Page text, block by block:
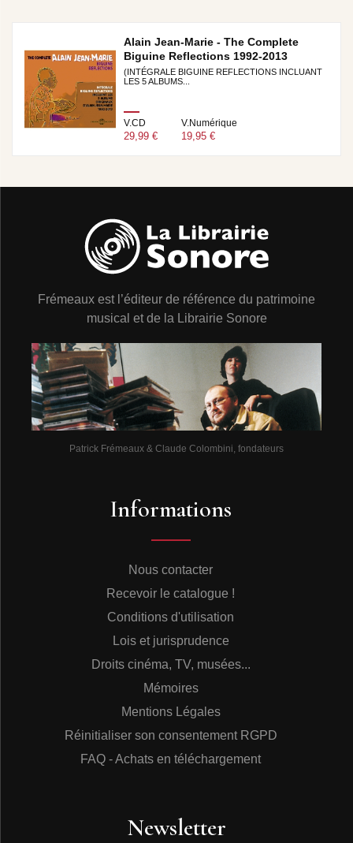
Alain Jean-Marie - The Complete
Biguine Reflections 1992-2013
(INTÉGRALE BIGUINE REFLECTIONS INCLUANT
LES 5 ALBUMS...
V.CD
29,99 €
V.Numérique
19,95 €
Frémeaux est l’éditeur de référence du patrimoine
musical et de la Librairie Sonore
Patrick Frémeaux & Claude Colombini, fondateurs
Informations
Nous contacter
Recevoir le catalogue !
Conditions d'utilisation
Lois et jurisprudence
Droits cinéma, TV, musées...
Mémoires
Mentions Légales
Réinitialiser son consentement RGPD
FAQ - Achats en téléchargement
Newsletter